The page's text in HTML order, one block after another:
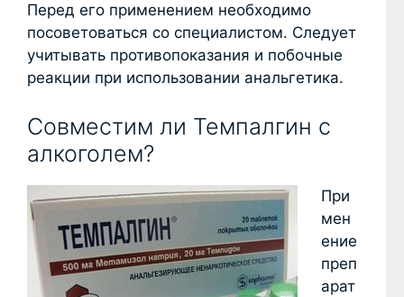
Перед его применением необходимо
посоветоваться со специалистом. Следует
учитывать противопоказания и побочные
реакции при использовании анальгетика.
Совместим ли Темпалгин с
алкоголем?
При
мен
ение
преп
арат